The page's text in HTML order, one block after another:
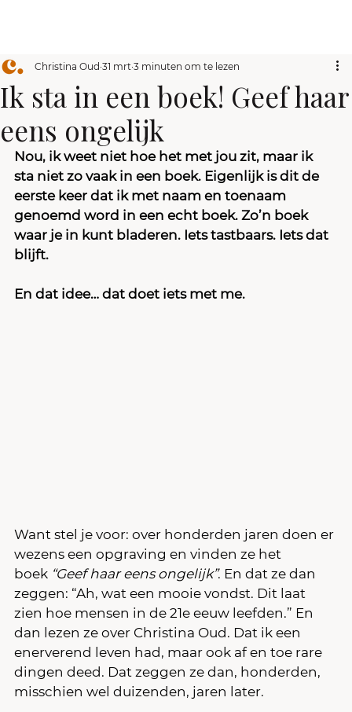
Ik sta in een boek! Geef haar
eens ongelijk
Christina Oud 31 mrt 3 minuten om te lezen
Nou, ik weet niet hoe het met jou zit, maar ik
sta niet zo vaak in een boek. Eigenlijk is dit de
eerste keer dat ik met naam en toenaam
genoemd word in een echt boek. Zo’n boek
waar je in kunt bladeren. Iets tastbaars. Iets dat
blijft.
En dat idee… dat doet iets met me.
Want stel je voor: over honderden jaren doen er
wezens een opgraving en vinden ze het
boek “Geef haar eens ongelijk”. En dat ze dan
zeggen: “Ah, wat een mooie vondst. Dit laat
zien hoe mensen in de 21e eeuw leefden.” En
dan lezen ze over Christina Oud. Dat ik een
enerverend leven had, maar ook af en toe rare
dingen deed. Dat zeggen ze dan, honderden,
misschien wel duizenden, jaren later.